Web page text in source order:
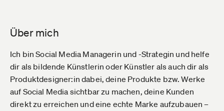
Über mich
Ich bin Social Media Managerin und -Strategin und helfe
dir als bildende Künstlerin oder Künstler als auch dir als
Produktdesigner:in dabei, deine Produkte bzw. Werke
auf Social Media sichtbar zu machen, deine Kunden
direkt zu erreichen und eine echte Marke aufzubauen –